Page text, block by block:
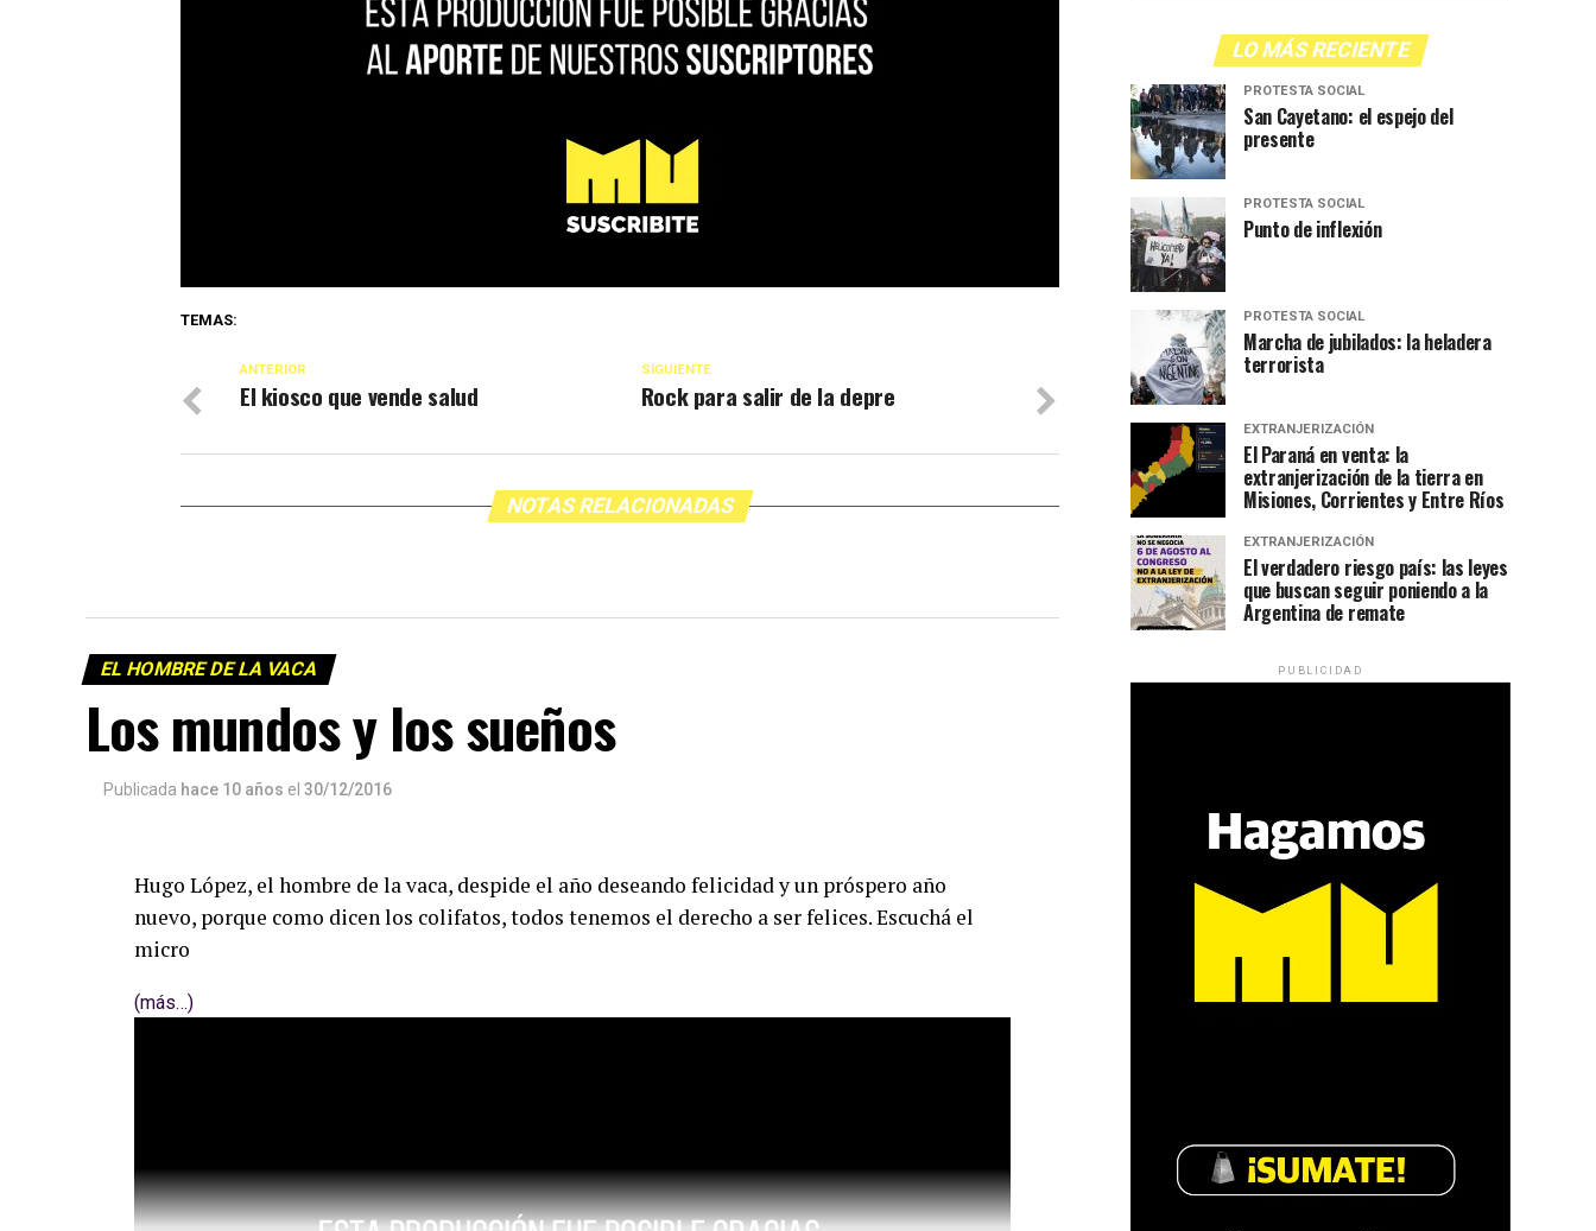
TEMAS:
SIGUIENTE
Rock para salir de la depre
ANTERIOR
El kiosco que vende salud
NOTAS RELACIONADAS
EL HOMBRE DE LA VACA
Los mundos y los sueños
Publicada hace 10 años el 30/12/2016
Hugo López, el hombre de la vaca, despide el año deseando felicidad y un próspero año
nuevo, porque como dicen los colifatos, todos tenemos el derecho a ser felices. Escuchá el
micro
(más…)
LO MÁS RECIENTE
PROTESTA SOCIAL
San Cayetano: el espejo del
presente
PROTESTA SOCIAL
Punto de inflexión
PROTESTA SOCIAL
Marcha de jubilados: la heladera
terrorista
EXTRANJERIZACIÓN
El Paraná en venta: la
extranjerización de la tierra en
Misiones, Corrientes y Entre Ríos
EXTRANJERIZACIÓN
El verdadero riesgo país: las leyes
que buscan seguir poniendo a la
Argentina de remate
PUBLICIDAD